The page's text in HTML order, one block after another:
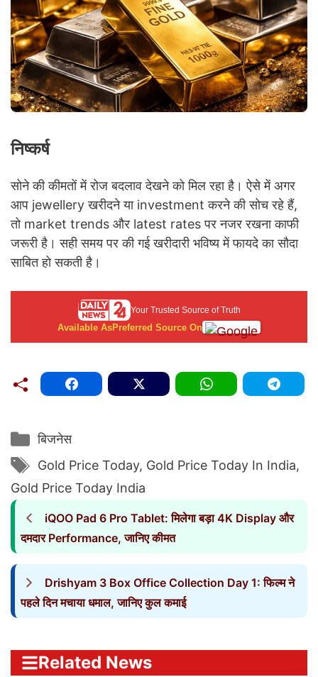
निष्कर्ष
सोने की कीमतों में रोज बदलाव देखने को मिल रहा है। ऐसे में अगर
आप jewellery खरीदने या investment करने की सोच रहे हैं,
तो market trends और latest rates पर नजर रखना काफी
जरूरी है। सही समय पर की गई खरीदारी भविष्य में फायदे का सौदा
साबित हो सकती है।
Your Trusted Source of Truth
Available AsPreferred Source On
Categories
बिजनेस
Tags
Gold Price Today, Gold Price Today In India,
Gold Price Today India
iQOO Pad 6 Pro Tablet: मिलेगा बड़ा 4K Display और
दमदार Performance, जानिए कीमत
Drishyam 3 Box Office Collection Day 1: फिल्म ने
पहले दिन मचाया धमाल, जानिए कुल कमाई
Related News